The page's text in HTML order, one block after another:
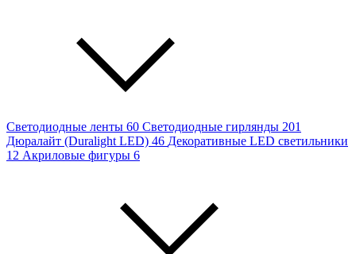
Светодиодные ленты 60 Светодиодные гирлянды 201
Дюралайт (Duralight LED) 46 Декоративные LED светильники
12 Акриловые фигуры 6